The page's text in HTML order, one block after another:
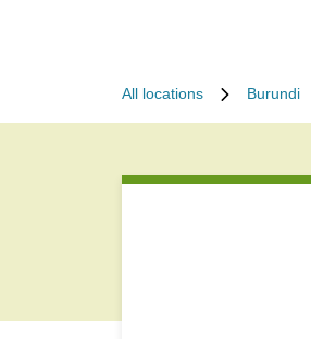
All locations Burundi